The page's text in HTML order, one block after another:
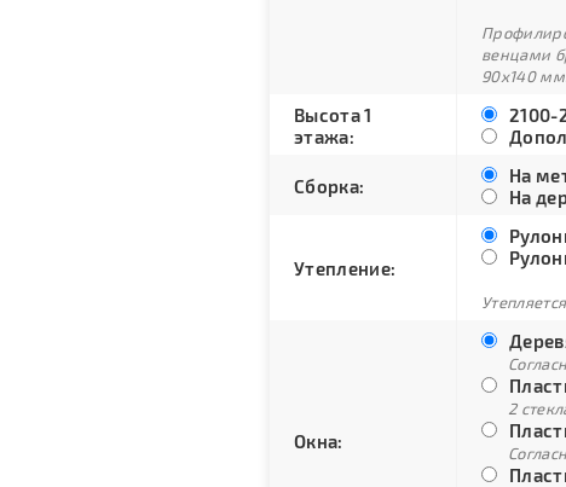
венцами
90х140
Высота 1
этажа:
2100-
Сборка:
На
На
Утепление:
Окна:
2